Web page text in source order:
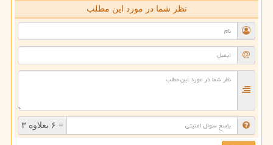
نظر شما در مورد این مطلب
= ۶ بعلاوه ۳